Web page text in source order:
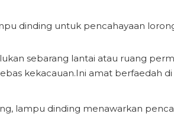
dinding untuk pencahayaan
sebarang lantai atau ruang
kekacauan.Ini amat berfaedah
lampu dinding menawarkan